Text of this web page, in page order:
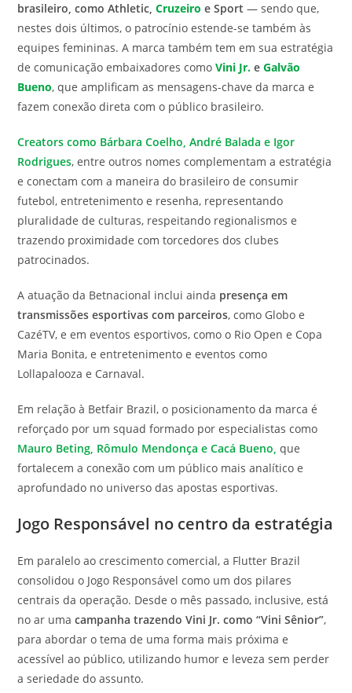
brasileiro, como Athletic,Cruzeiro e Sport — sendo que,
nestes dois últimos, o patrocínio estende-se também às
equipes femininas. A marca também tem em sua estratégia
de comunicação embaixadores comoVini Jr. eGalvão
Bueno, que amplificam as mensagens-chave da marca e
fazem conexão direta com o público brasileiro.
Creators como Bárbara Coelho, André Balada e Igor
Rodrigues, entre outros nomes complementam a estratégia
e conectam com a maneira do brasileiro de consumir
futebol, entretenimento e resenha, representando
pluralidade de culturas, respeitando regionalismos e
trazendo proximidade com torcedores dos clubes
patrocinados.
A atuação da Betnacional inclui ainda presença em
transmissões esportivas com parceiros, como Globo e
CazéTV, e em eventos esportivos, como o Rio Open e Copa
Maria Bonita, e entretenimento e eventos como
Lollapalooza e Carnaval.
Em relação à Betfair Brazil, o posicionamento da marca é
reforçado por um squad formado por especialistas como
Mauro Beting, Rômulo Mendonça e Cacá Bueno, que
fortalecem a conexão com um público mais analítico e
aprofundado no universo das apostas esportivas.
Jogo Responsável no centro da estratégia
Em paralelo ao crescimento comercial, a Flutter Brazil
consolidou o Jogo Responsável como um dos pilares
centrais da operação. Desde o mês passado, inclusive, está
no ar umacampanha trazendo Vini Jr. como “Vini Sênior”,
para abordar o tema de uma forma mais próxima e
acessível ao público, utilizando humor e leveza sem perder
a seriedade do assunto.